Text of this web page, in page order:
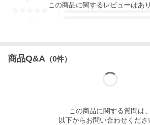
【保存方法】湿気を避け涼しいところで保存
エ ネ ル ギ ー 369kcal / 100g
ヒアルロン酸含有量 3.6%
【原 材 料】鶏とさか 九州産
【原 材 国】日本
3
この商品に関するレビューはあ
商品Q&A （0件）
この商品に関する質問は、
以下からお問い合わせくださ